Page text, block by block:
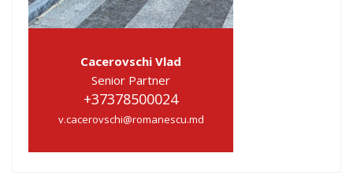
Cacerovschi Vlad
Senior Partner
+37378500024
v.cacerovschi@romanescu.md